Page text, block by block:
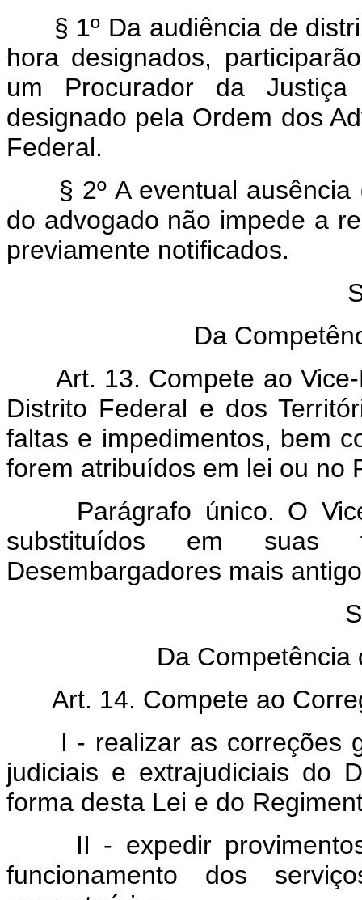
§ 1º Da audiência de
hora designados,
um Procurador da
designado pela Ordem dos
Federal.
§ 2º A eventual ausência
do advogado não impede a
previamente notificados.
Da
Art. 13. Compete ao Vice-
Distrito Federal e dos
faltas e impedimentos, bem
forem atribuídos em lei ou no
Parágrafo único. O
substituídos em suas
Desembargadores mais
Da Competência
Art. 14. Compete ao
I - realizar as correções
judiciais e extrajudiciais do
forma desta Lei e do
II - expedir provimentos
funcionamento dos